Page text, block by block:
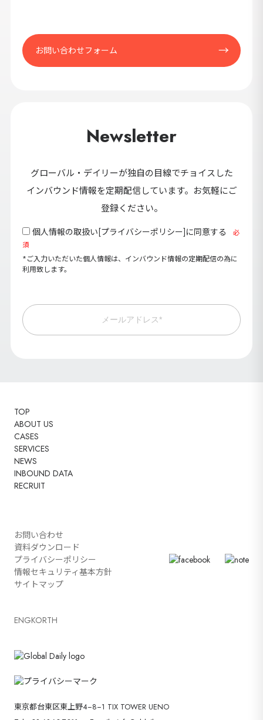
お問い合わせフォーム
Newsletter
グローバル・デイリーが独自の目線でチョイスした
インバウンド情報を定期配信しています。お気軽にご
登録ください。
個人情報の取扱い[プライバシーポリシー]に同意する
必
須
*ご入力いただいた個人情報は、インバウンド情報の定期配信の為に
利用致します。
メールアドレス*
TOP
ABOUT US
CASES
SERVICES
NEWS
INBOUND DATA
RECRUIT
お問い合わせ
資料ダウンロード
プライバシーポリシー
情報セキュリティ基本方針
サイトマップ
ENGKORTH
東京都台東区東上野4−8−1 TIX TOWER UENO